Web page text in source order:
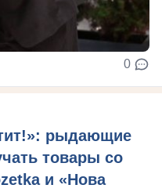
0
рыдающие
товары со
и «Нова